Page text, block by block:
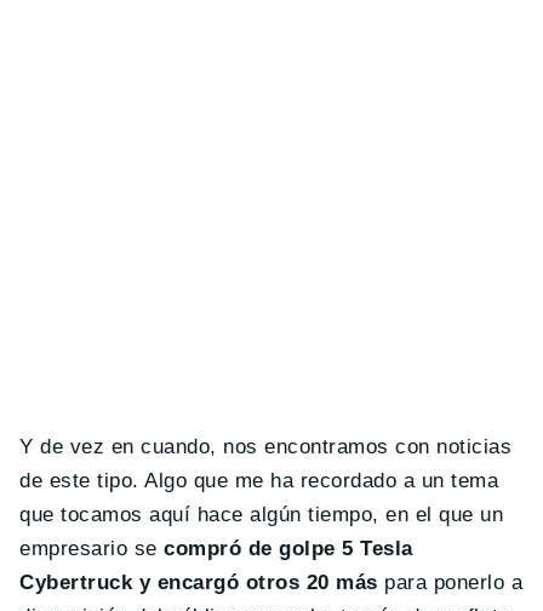
Y de vez en cuando, nos encontramos con noticias
de este tipo. Algo que me ha recordado a un tema
que tocamos aquí hace algún tiempo, en el que un
empresario secompró de golpe 5 Tesla
Cybertruck y encargó otros 20 más para ponerlo a